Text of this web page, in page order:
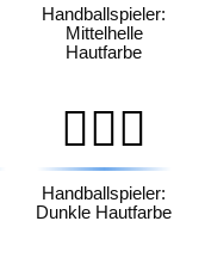
Handballspieler:
Mittelhelle
Hautfarbe
🤾🏿‍♂️
Handballspieler:
Dunkle Hautfarbe